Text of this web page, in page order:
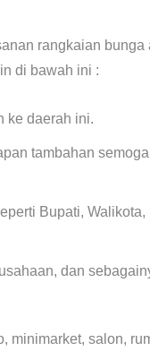
rangkaian bunga
di bawah ini :
ke daerah ini.
tambahan
Bupati, Walikota,
dan
minimarket, salon,